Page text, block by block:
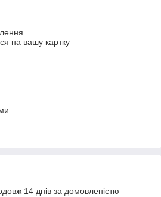
на вашу картку
14 днів за домовленістю